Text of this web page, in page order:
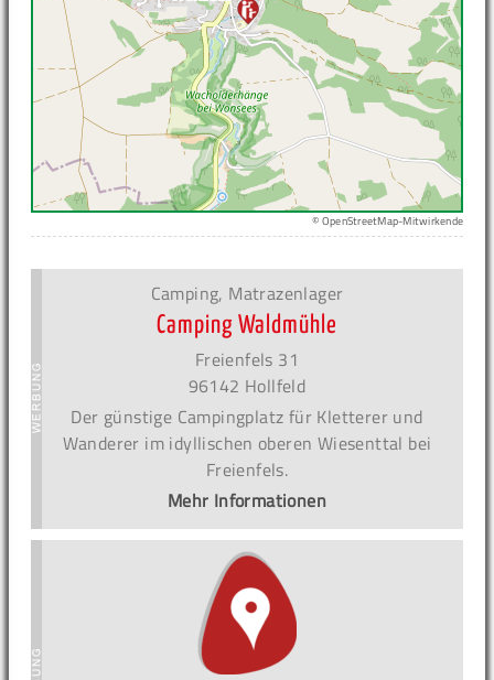
© OpenStreetMap-Mitwirkende
Camping, Matrazenlager
Camping Waldmühle
Freienfels 31
96142 Hollfeld
Der günstige Campingplatz für Kletterer und
Wanderer im idyllischen oberen Wiesenttal bei
Freienfels.
Mehr Informationen